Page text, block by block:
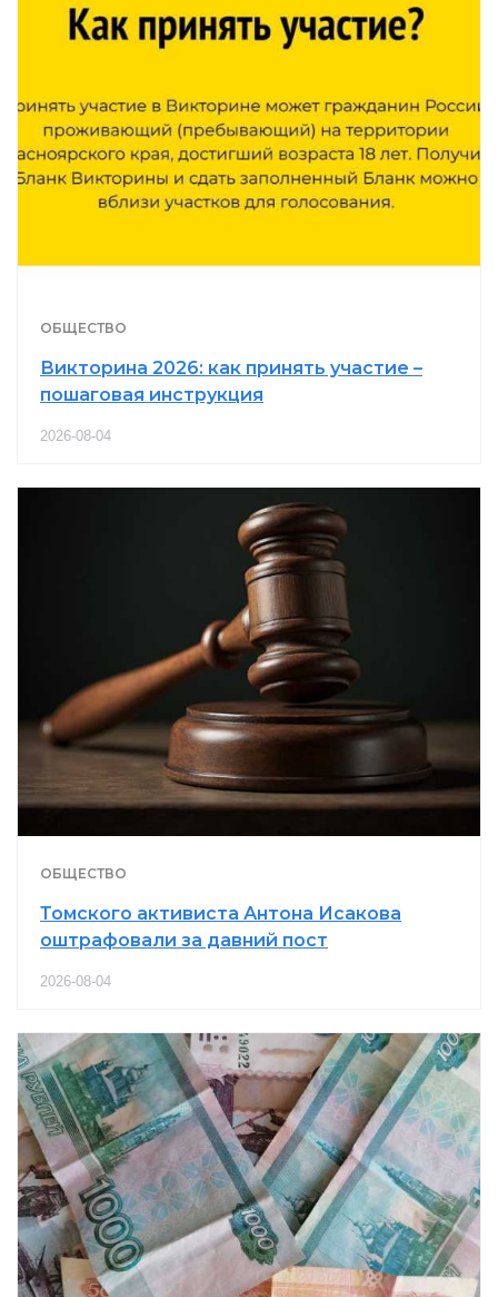
ОБЩЕСТВО
Викторина 2026: как принять участие –
пошаговая инструкция
2026-08-04
ОБЩЕСТВО
Томского активиста Антона Исакова
оштрафовали за давний пост
2026-08-04